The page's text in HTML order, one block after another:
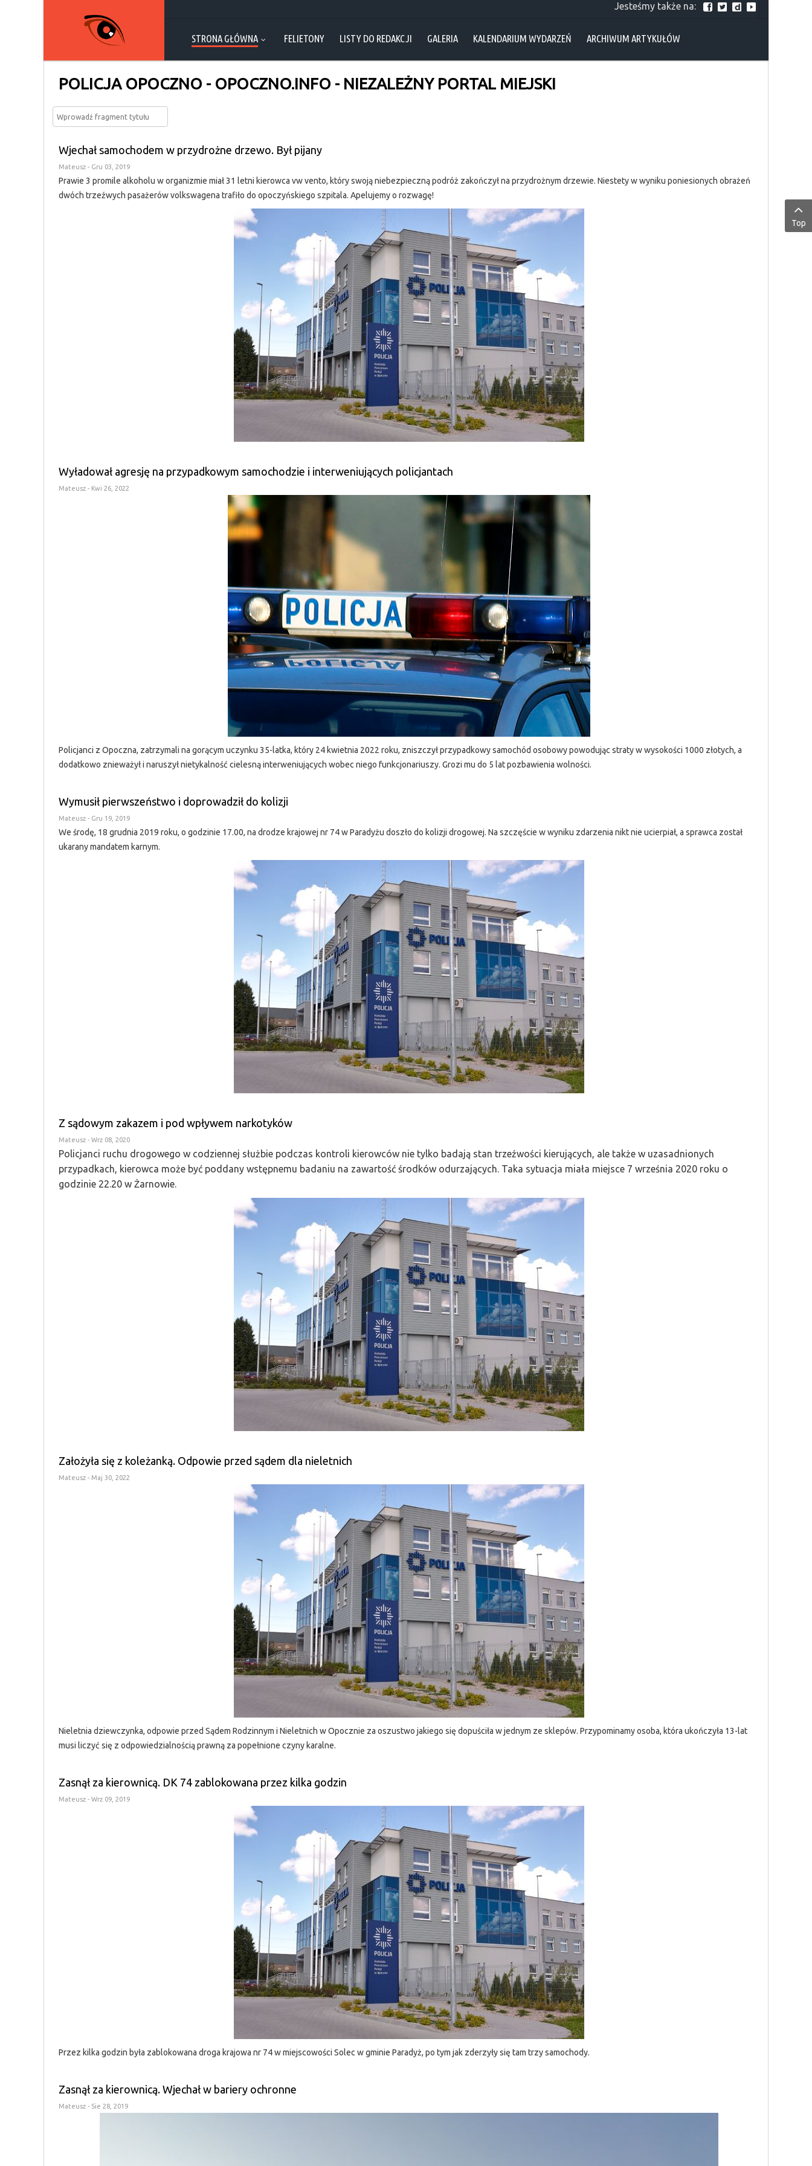
Jesteśmy także na:
STRONA GŁÓWNA FELIETONY LISTY DO REDAKCJI GALERIA KALENDARIUM WYDARZEŃ ARCHIWUM ARTYKUŁÓW
POLICJA OPOCZNO - OPOCZNO.INFO - NIEZALEŻNY PORTAL MIEJSKI
Wjechał samochodem w przydrożne drzewo. Był pijany
Mateusz - Gru 03, 2019
Prawie 3 promile alkoholu w organizmie miał 31 letni kierowca vw vento, który swoją niebezpieczną podróż zakończył na przydrożnym drzewie. Niestety w wyniku poniesionych obrażeń
dwóch trzeźwych pasażerów volkswagena trafiło do opoczyńskiego szpitala. Apelujemy o rozwagę!
Wyładował agresję na przypadkowym samochodzie i interweniujących policjantach
Mateusz - Kwi 26, 2022
Policjanci z Opoczna, zatrzymali na gorącym uczynku 35-latka, który 24 kwietnia 2022 roku, zniszczył przypadkowy samochód osobowy powodując straty w wysokości 1000 złotych, a
dodatkowo znieważył i naruszył nietykalność cielesną interweniujących wobec niego funkcjonariuszy. Grozi mu do 5 lat pozbawienia wolności.
Wymusił pierwszeństwo i doprowadził do kolizji
Mateusz - Gru 19, 2019
We środę, 18 grudnia 2019 roku, o godzinie 17.00, na drodze krajowej nr 74 w Paradyżu doszło do kolizji drogowej. Na szczęście w wyniku zdarzenia nikt nie ucierpiał, a sprawca został
ukarany mandatem karnym.
Z sądowym zakazem i pod wpływem narkotyków
Mateusz - Wrz 08, 2020
Policjanci ruchu drogowego w codziennej służbie podczas kontroli kierowców nie tylko badają stan trzeźwości kierujących, ale także w uzasadnionych
przypadkach, kierowca może być poddany wstępnemu badaniu na zawartość środków odurzających. Taka sytuacja miała miejsce 7 września 2020 roku o
godzinie 22.20 w Żarnowie.
Założyła się z koleżanką. Odpowie przed sądem dla nieletnich
Mateusz - Maj 30, 2022
Nieletnia dziewczynka, odpowie przed Sądem Rodzinnym i Nieletnich w Opocznie za oszustwo jakiego się dopuściła w jednym ze sklepów. Przypominamy osoba, która ukończyła 13-lat
musi liczyć się z odpowiedzialnością prawną za popełnione czyny karalne.
Zasnął za kierownicą. DK 74 zablokowana przez kilka godzin
Mateusz - Wrz 09, 2019
Przez kilka godzin była zablokowana droga krajowa nr 74 w miejscowości Solec w gminie Paradyż, po tym jak zderzyły się tam trzy samochody.
Zasnął za kierownicą. Wjechał w bariery ochronne
Mateusz - Sie 28, 2019
Top